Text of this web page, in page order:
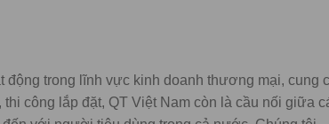
trong lĩnh vực kinh doanh thương mại, cung
công lắp đặt, QT Việt Nam còn là cầu nối giữa